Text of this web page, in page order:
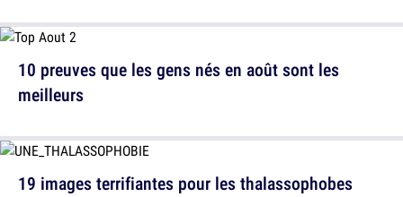
19 images terrifiantes pour les thalassophobes
10 preuves que les gens nés en août sont les
meilleurs